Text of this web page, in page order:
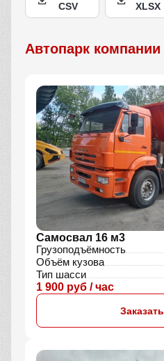
CSV
XLSX
Автопарк компании
Самосвал 16 м3
Грузоподъёмность
Объём кузова
Тип шасси
1 900 руб / час
Заказать